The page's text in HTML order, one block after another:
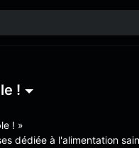
!
! »
dédiée à l'alimentation